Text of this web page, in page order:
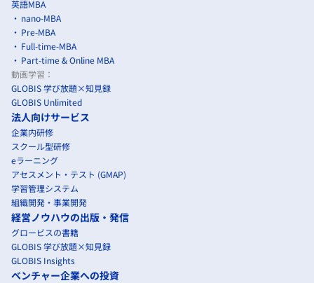
英語MBA
nano-MBA
Pre-MBA
Full-time-MBA
Part-time & Online MBA
動画学習：
GLOBIS 学び放題×知見録
GLOBIS Unlimited
法人向けサービス
企業内研修
スクール型研修
eラーニング
アセスメント・テスト (GMAP)
学習管理システム
組織開発・事業開発
経営ノウハウの出版・発信
グロービスの書籍
GLOBIS 学び放題×知見録
GLOBIS Insights
ベンチャー企業への投資